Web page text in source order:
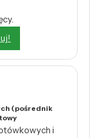
(pośrednik
i